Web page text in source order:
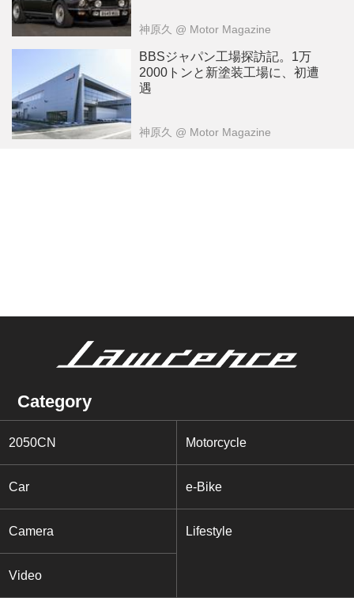
神原久 @ Motor Magazine
BBSジャパン工場探訪記。1万
2000トンと新塗装工場に、初遭
遇
神原久 @ Motor Magazine
Category
2050CN Motorcycle
Car e-Bike
Camera Lifestyle
Video